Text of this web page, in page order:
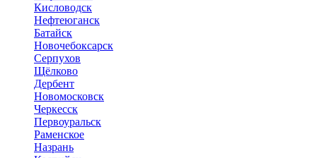
Кисловодск
Нефтеюганск
Батайск
Новочебоксарск
Серпухов
Щёлково
Дербент
Новомосковск
Черкесск
Первоуральск
Раменское
Назрань